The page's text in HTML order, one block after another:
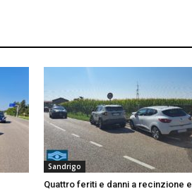
Sandrigo
Quattro feriti e danni a recinzione e